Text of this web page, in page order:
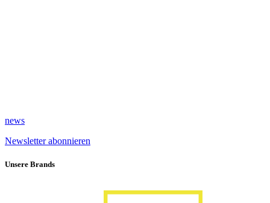
news
Newsletter abonnieren
Unsere Brands